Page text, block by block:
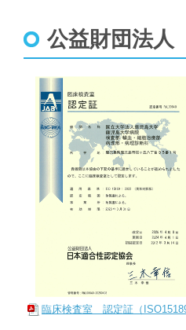
公益財団法
臨床検査室 認定証（ISO15189